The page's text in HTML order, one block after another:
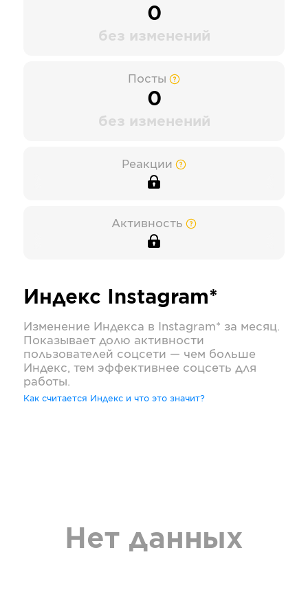
0
без изменений
Посты
0
без изменений
Реакции
Активность
Индекс Instagram*
Изменение Индекса в Instagram* за месяц.
Показывает долю активности
пользователей соцсети — чем больше
Индекс, тем эффективнее соцсеть для
работы.
Как считается Индекс и что это значит?
Нет данных